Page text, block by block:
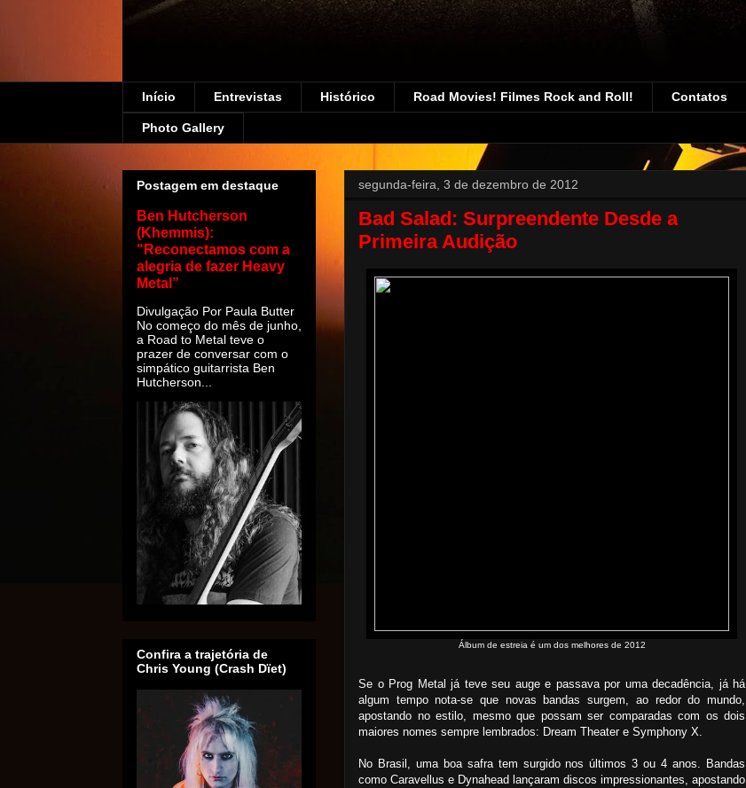
Início Entrevistas Histórico Road Movies! Filmes Rock and Roll! Contatos
Photo Gallery
segunda-feira, 3 de dezembro de 2012
Bad Salad: Surpreendente Desde a
Primeira Audição
Álbum de estreia é um dos melhores de 2012
Se o Prog Metal já teve seu auge e passava por uma decadência, já há
algum tempo nota-se que novas bandas surgem, ao redor do mundo,
apostando no estilo, mesmo que possam ser comparadas com os dois
maiores nomes sempre lembrados: Dream Theater e Symphony X.
No Brasil, uma boa safra tem surgido nos últimos 3 ou 4 anos. Bandas
como Caravellus e Dynahead lançaram discos impressionantes, apostando
Postagem em destaque
Ben Hutcherson
(Khemmis):
"Reconectamos com a
alegria de fazer Heavy
Metal”
Divulgação Por Paula Butter
No começo do mês de junho,
a Road to Metal teve o
prazer de conversar com o
simpático guitarrista Ben
Hutcherson...
Confira a trajetória de
Chris Young (Crash Dïet)